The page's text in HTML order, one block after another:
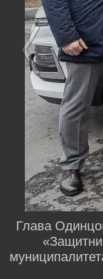
Глава